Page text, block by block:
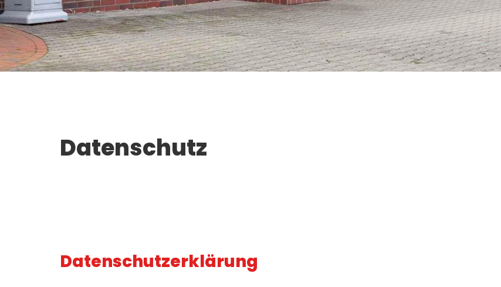
Datenschutz
Datenschutzerklärung